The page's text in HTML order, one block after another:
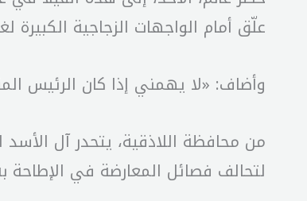
علّق أمام الواجهات الزجاجية الكبيرة
وأضاف: «لا يهمني إذا كان الرئيس
من محافظة اللاذقية، يتحدر آل
لتحالف فصائل المعارضة في